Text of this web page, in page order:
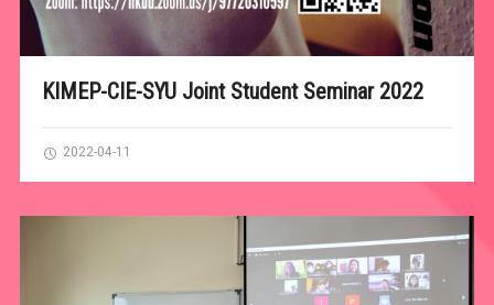
KIMEP-CIE-SYU Joint Student Seminar 2022
2022-04-11